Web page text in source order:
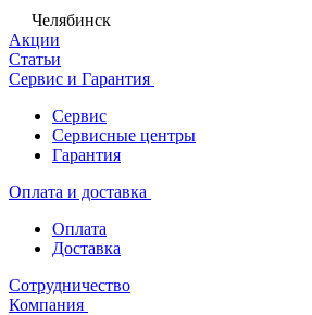
Челябинск
Акции
Статьи
Сервис и Гарантия
Сервис
Сервисные центры
Гарантия
Оплата и доставка
Оплата
Доставка
Сотрудничество
Компания